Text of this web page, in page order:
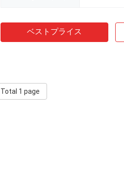
ベストプライス
Total 1 page